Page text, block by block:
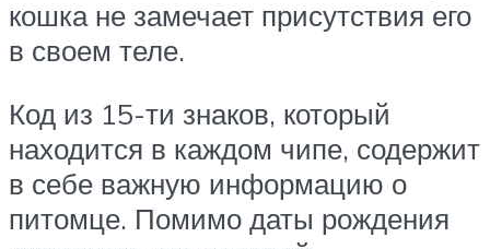
кошка не замечает присутствия его
в своем теле.
Код из 15-ти знаков, который
находится в каждом чипе, содержит
в себе важную информацию о
питомце. Помимо даты рождения